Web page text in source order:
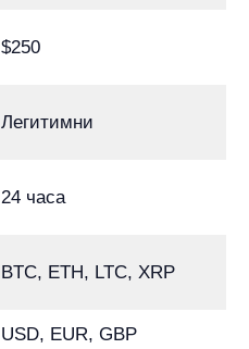
$250
Легитимни
24 часа
BTC, ETH, LTC, XRP
USD, EUR, GBP